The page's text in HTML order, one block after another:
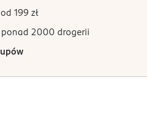
cytrusy, neroli, bergamotka,
opinie?
od 199 zł
ponad 2000 drogerii